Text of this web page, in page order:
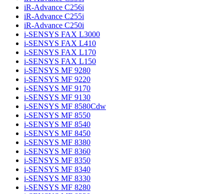
iR-Advance C256i
iR-Advance C255i
iR-Advance C250i
i-SENSYS FAX L3000
i-SENSYS FAX L410
i-SENSYS FAX L170
i-SENSYS FAX L150
i-SENSYS MF 9280
i-SENSYS MF 9220
i-SENSYS MF 9170
i-SENSYS MF 9130
i-SENSYS MF 8580Cdw
i-SENSYS MF 8550
i-SENSYS MF 8540
i-SENSYS MF 8450
i-SENSYS MF 8380
i-SENSYS MF 8360
i-SENSYS MF 8350
i-SENSYS MF 8340
i-SENSYS MF 8330
i-SENSYS MF 8280